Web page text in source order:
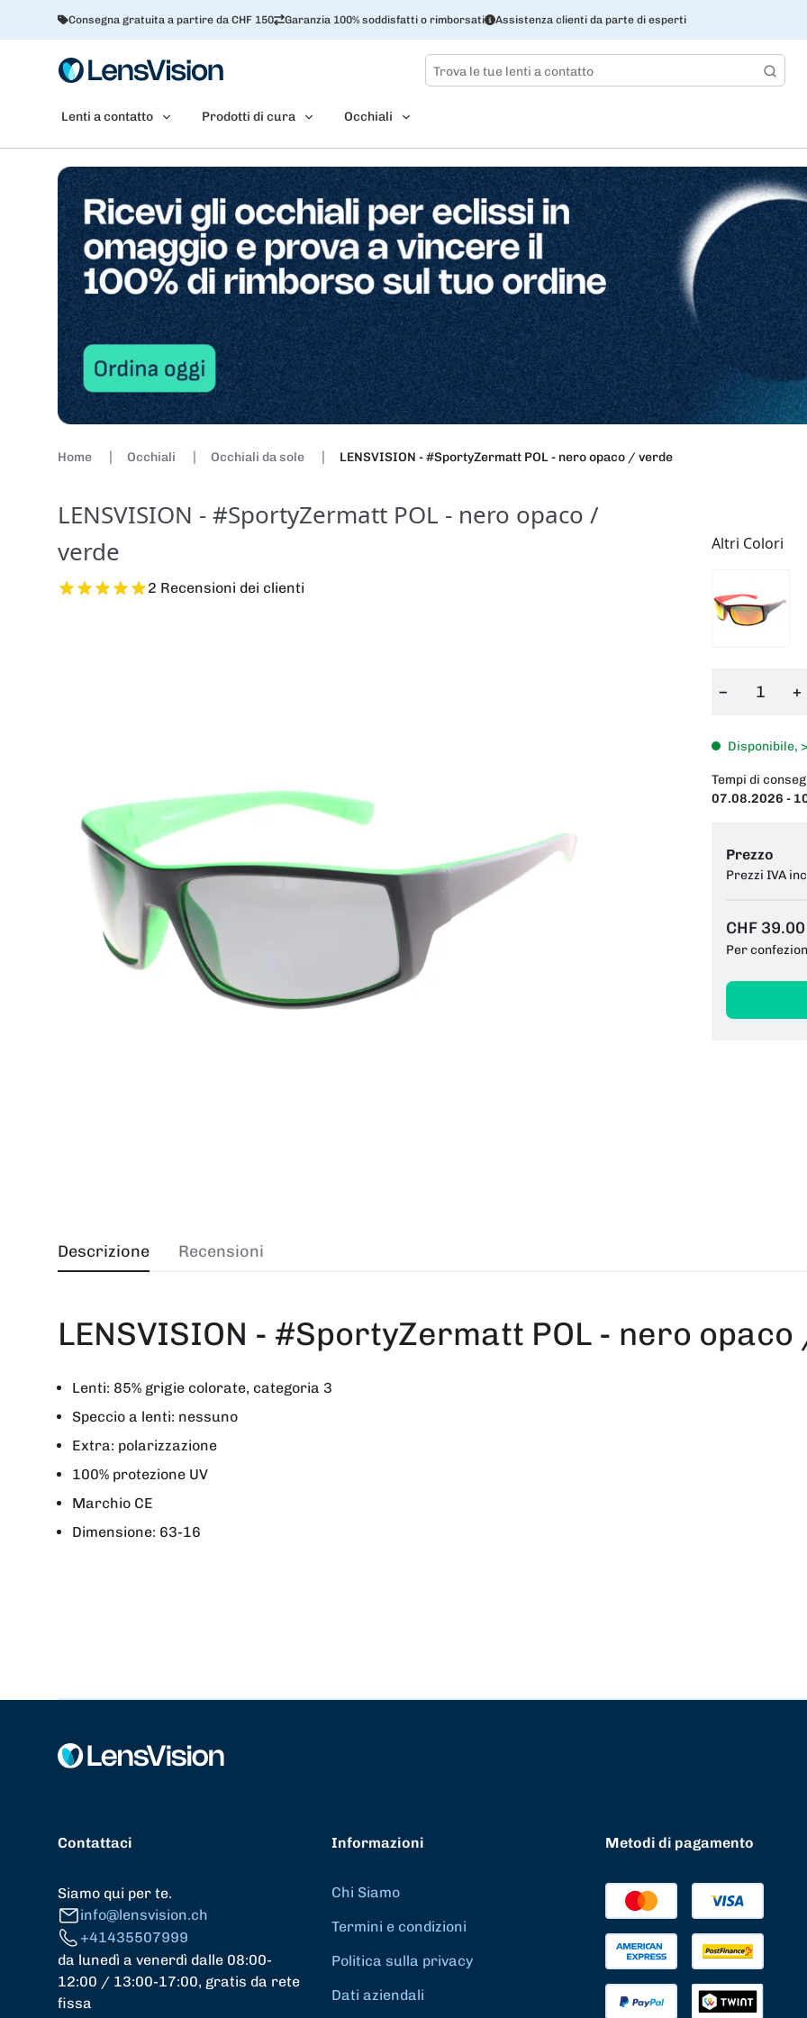
Consegna gratuita a partire da CHF 150 Garanzia 100% soddisfatti o rimborsati Assistenza clienti da parte di esperti
Lenti a contatto Prodotti di cura Occhiali
Home Occhiali Occhiali da sole LENSVISION - #SportyZermatt POL - nero opaco / verde
LENSVISION - #SportyZermatt POL - nero opaco /
verde
2 Recensioni dei clienti
Altri Colori
− +
Disponibile,
Tempi di
07.08.2026 -
Prezzo
Prezzi IVA
CHF 39.00
Per
Descrizione
LENSVISION - #SportyZermatt POL - nero
Lenti: 85% grigie colorate, categoria 3
Speccio a lenti: nessuno
Extra: polarizzazione
100% protezione UV
Marchio CE
Dimensione: 63-16
Recensioni
Contattaci
Siamo qui per te.
info@lensvision.ch
+41435507999
da lunedì a venerdì dalle 08:00-
12:00 / 13:00-17:00, gratis da rete
fissa
Informazioni
Chi Siamo
Termini e condizioni
Politica sulla privacy
Dati aziendali
Metodi di pagamento